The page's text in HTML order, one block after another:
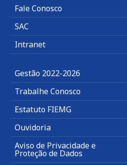
Fale Conosco
SAC
Intranet
Gestão 2022-2026
Trabalhe Conosco
Estatuto FIEMG
Ouvidoria
Aviso de Privacidade e
Proteção de Dados